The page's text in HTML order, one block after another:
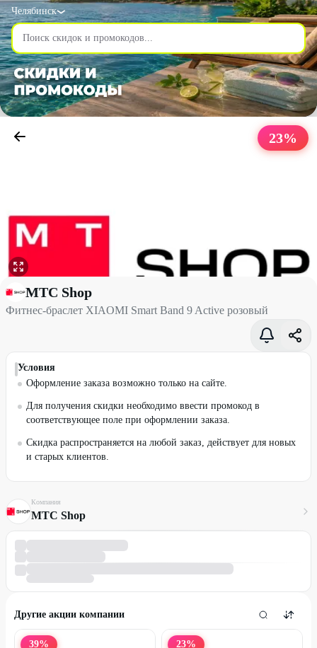
Челябинск
23%
Фитнес-браслет XIAOMI Smart Band 9 Active розовый со
МТС Shop
Фитнес-браслет XIAOMI Smart Band 9 Active розовый
Условия
Оформление заказа возможно только на сайте.
Для получения скидки необходимо ввести промокод в
соответствующее поле при оформлении заказа.
Скидка распространяется на любой заказ, действует для новых
и старых клиентов.
Компания
МТС Shop
Другие акции компании
39% 23%